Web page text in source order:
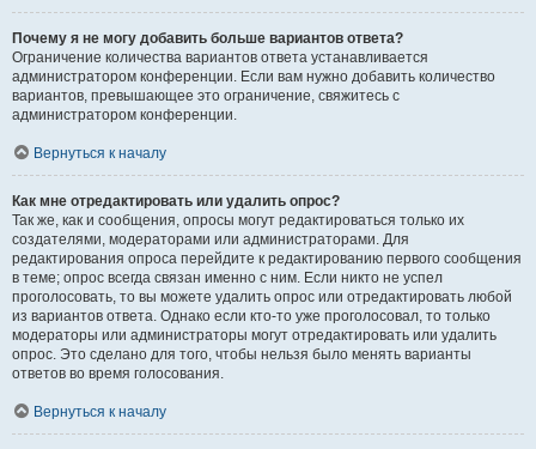
Почему я не могу добавить больше вариантов ответа?
Ограничение количества вариантов ответа устанавливается
администратором конференции. Если вам нужно добавить количество
вариантов, превышающее это ограничение, свяжитесь с
администратором конференции.
Вернуться к началу
Как мне отредактировать или удалить опрос?
Так же, как и сообщения, опросы могут редактироваться только их
создателями, модераторами или администраторами. Для
редактирования опроса перейдите к редактированию первого сообщения
в теме; опрос всегда связан именно с ним. Если никто не успел
проголосовать, то вы можете удалить опрос или отредактировать любой
из вариантов ответа. Однако если кто-то уже проголосовал, то только
модераторы или администраторы могут отредактировать или удалить
опрос. Это сделано для того, чтобы нельзя было менять варианты
ответов во время голосования.
Вернуться к началу